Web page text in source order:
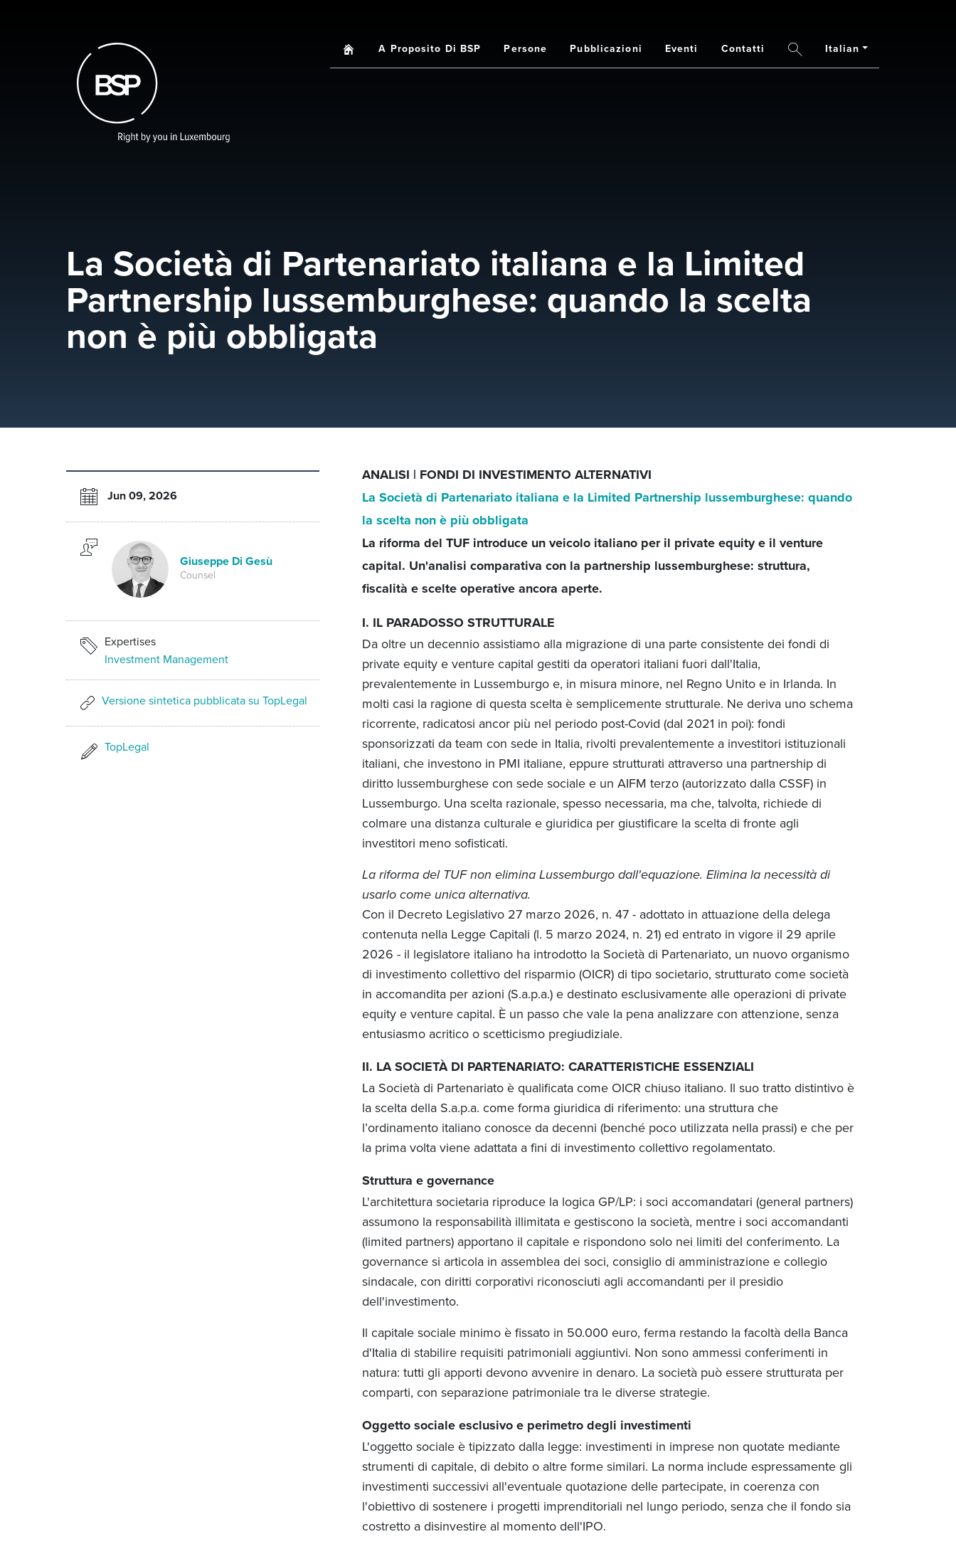
Main
navigation
HomeA Proposito Di BSP Persone Pubblicazioni Eventi Contatti SearchItalian
La Società di Partenariato italiana e la Limited
Partnership lussemburghese: quando la scelta
non è più obbligata
Jun 09, 2026
Giuseppe Di Gesù
Counsel
Expertises
Investment Management
Versione sintetica pubblicata su TopLegal
TopLegal
ANALISI | FONDI DI INVESTIMENTO ALTERNATIVI
La Società di Partenariato italiana e la Limited Partnership lussemburghese: quando
la scelta non è più obbligata
La riforma del TUF introduce un veicolo italiano per il private equity e il venture
capital. Un'analisi comparativa con la partnership lussemburghese: struttura,
fiscalità e scelte operative ancora aperte.
I. IL PARADOSSO STRUTTURALE
Da oltre un decennio assistiamo alla migrazione di una parte consistente dei fondi di
private equity e venture capital gestiti da operatori italiani fuori dall'Italia,
prevalentemente in Lussemburgo e, in misura minore, nel Regno Unito e in Irlanda. In
molti casi la ragione di questa scelta è semplicemente strutturale. Ne deriva uno schema
ricorrente, radicatosi ancor più nel periodo post-Covid (dal 2021 in poi): fondi
sponsorizzati da team con sede in Italia, rivolti prevalentemente a investitori istituzionali
italiani, che investono in PMI italiane, eppure strutturati attraverso una partnership di
diritto lussemburghese con sede sociale e un AIFM terzo (autorizzato dalla CSSF) in
Lussemburgo. Una scelta razionale, spesso necessaria, ma che, talvolta, richiede di
colmare una distanza culturale e giuridica per giustificare la scelta di fronte agli
investitori meno sofisticati.
La riforma del TUF non elimina Lussemburgo dall'equazione. Elimina la necessità di
usarlo come unica alternativa.
Con il Decreto Legislativo 27 marzo 2026, n. 47 - adottato in attuazione della delega
contenuta nella Legge Capitali (l. 5 marzo 2024, n. 21) ed entrato in vigore il 29 aprile
2026 - il legislatore italiano ha introdotto la Società di Partenariato, un nuovo organismo
di investimento collettivo del risparmio (OICR) di tipo societario, strutturato come società
in accomandita per azioni (S.a.p.a.) e destinato esclusivamente alle operazioni di private
equity e venture capital. È un passo che vale la pena analizzare con attenzione, senza
entusiasmo acritico o scetticismo pregiudiziale.
II. LA SOCIETÀ DI PARTENARIATO: CARATTERISTICHE ESSENZIALI
La Società di Partenariato è qualificata come OICR chiuso italiano. Il suo tratto distintivo è
la scelta della S.a.p.a. come forma giuridica di riferimento: una struttura che
l’ordinamento italiano conosce da decenni (benché poco utilizzata nella prassi) e che per
la prima volta viene adattata a fini di investimento collettivo regolamentato.
Struttura e governance
L'architettura societaria riproduce la logica GP/LP: i soci accomandatari (general partners)
assumono la responsabilità illimitata e gestiscono la società, mentre i soci accomandanti
(limited partners) apportano il capitale e rispondono solo nei limiti del conferimento. La
governance si articola in assemblea dei soci, consiglio di amministrazione e collegio
sindacale, con diritti corporativi riconosciuti agli accomandanti per il presidio
dell'investimento.
Il capitale sociale minimo è fissato in 50.000 euro, ferma restando la facoltà della Banca
d'Italia di stabilire requisiti patrimoniali aggiuntivi. Non sono ammessi conferimenti in
natura: tutti gli apporti devono avvenire in denaro. La società può essere strutturata per
comparti, con separazione patrimoniale tra le diverse strategie.
Oggetto sociale esclusivo e perimetro degli investimenti
L'oggetto sociale è tipizzato dalla legge: investimenti in imprese non quotate mediante
strumenti di capitale, di debito o altre forme similari. La norma include espressamente gli
investimenti successivi all'eventuale quotazione delle partecipate, in coerenza con
l'obiettivo di sostenere i progetti imprenditoriali nel lungo periodo, senza che il fondo sia
costretto a disinvestire al momento dell'IPO.